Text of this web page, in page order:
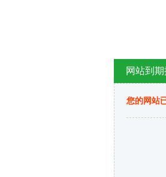
网站到
您的网站